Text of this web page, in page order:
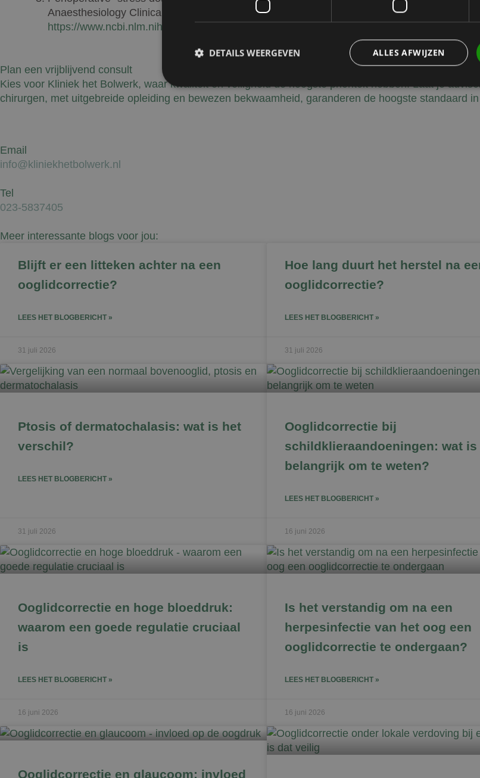
Anaesthesiology Clinical Pharmacology (PMC).
https://www.ncbi.nlm.nih.gov/pmc/articles/PMC6598572
Plan een vrijblijvend consult
Kies voor Kliniek het Bolwerk, waar kwaliteit en veiligheid de hoogste prioriteit hebben! Laat je
chirurgen, met uitgebreide opleiding en bewezen bekwaamheid, garanderen de hoogste standaard
Email
info@kliniekhetbolwerk.nl
Tel
023-5837405
Meer interessante blogs voor jou:
Blijft er een litteken achter na een
ooglidcorrectie?
LEES HET BLOGBERICHT »
31 juli 2026
Hoe lang duurt het herstel na
ooglidcorrectie?
LEES HET BLOGBERICHT »
31 juli 2026
Ptosis of dermatochalasis: wat is het
verschil?
LEES HET BLOGBERICHT »
31 juli 2026
Ooglidcorrectie bij
schildklieraandoeningen: wat is
belangrijk om te weten?
LEES HET BLOGBERICHT »
16 juni 2026
Ooglidcorrectie en hoge bloeddruk:
waarom een goede regulatie cruciaal
is
LEES HET BLOGBERICHT »
16 juni 2026
Is het verstandig om na een
herpesinfectie van het oog een
ooglidcorrectie te ondergaan?
LEES HET BLOGBERICHT »
16 juni 2026
Ooglidcorrectie en glaucoom: invloed
ALLES AFWIJZEN
DETAILS WEERGEVEN
Google Privacy Policy